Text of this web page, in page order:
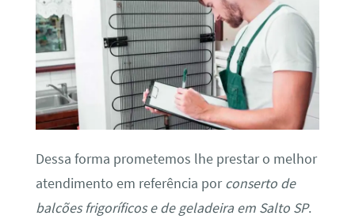
Dessa forma prometemos lhe prestar o melhor
atendimento em referência porconserto de
balcões frigoríficos e de geladeira em Salto SP.